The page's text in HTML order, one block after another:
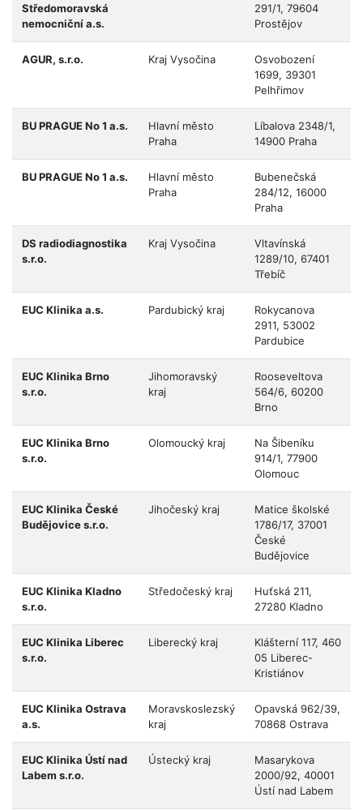
Středomoravská
nemocniční a.s.
291/1, 79604
Prostějov
AGUR, s.r.o. Kraj Vysočina
Osvobození
1699, 39301
Pelhřimov
BU PRAGUE No 1 a.s.
Hlavní město
Praha
Líbalova 2348/1,
14900 Praha
BU PRAGUE No 1 a.s.
Hlavní město
Praha
Bubenečská
284/12, 16000
Praha
DS radiodiagnostika
s.r.o.
Kraj Vysočina
Vltavínská
1289/10, 67401
Třebíč
EUC Klinika a.s. Pardubický kraj
Rokycanova
2911, 53002
Pardubice
EUC Klinika Brno
s.r.o.
Jihomoravský
kraj
Rooseveltova
564/6, 60200
Brno
EUC Klinika Brno
s.r.o.
Olomoucký kraj
Na Šibeníku
914/1, 77900
Olomouc
EUC Klinika České
Budějovice s.r.o.
Jihočeský kraj
Matice školské
1786/17, 37001
České
Budějovice
EUC Klinika Kladno
s.r.o.
Středočeský kraj
Huťská 211,
27280 Kladno
EUC Klinika Liberec
s.r.o.
Liberecký kraj
Klášterní 117, 460
05 Liberec-
Kristiánov
EUC Klinika Ostrava
a.s.
Moravskoslezský
kraj
Opavská 962/39,
70868 Ostrava
EUC Klinika Ústí nad
Labem s.r.o.
Ústecký kraj
Masarykova
2000/92, 40001
Ústí nad Labem